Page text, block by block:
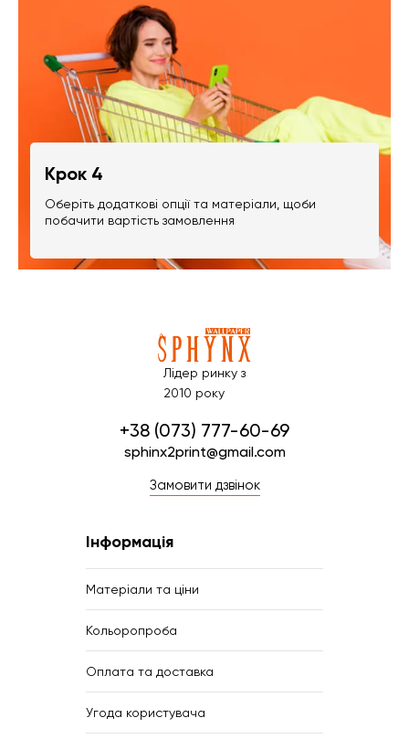
Крок 4
Оберіть додаткові опції та матеріали, щоби
побачити вартість замовлення
Лідер ринку з
2010 року
+38 (073) 777-60-69
sphinx2print@gmail.com
Замовити дзвінок
Інформація
Матеріали та ціни
Кольоропроба
Оплата та доставка
Угода користувача